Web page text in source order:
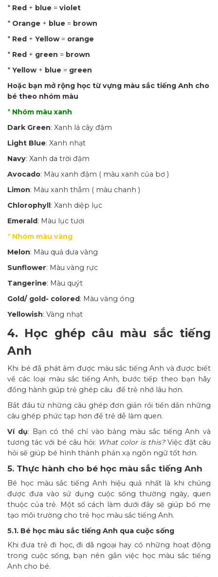
* Red + blue = violet
* Orange + blue = brown
* Red + Yellow= orange
* Red + green = brown
* Yellow+ blue = green
Hoặc bạn mở rộng học từ vựng màu sắc tiếng Anh cho
bé theo nhóm màu
* Nhóm màu xanh
Dark Green: Xanh lá cây đậm
Light Blue: Xanh nhạt
Navy: Xanh da trời đậm
Avocado: Màu xanh đậm ( màu xanh của bơ )
Limon: Màu xanh thẫm ( màu chanh )
Chlorophyll: Xanh diệp lục
Emerald: Màu lục tươi
* Nhóm màu vàng
Melon: Màu quả dưa vàng
Sunflower: Màu vàng rực
Tangerine: Màu quýt
Gold/ gold- colored: Màu vàng óng
Yellowish: Vàng nhạt
4. Học ghép câu màu sắc tiếng
Anh
Khi bé đã phát âm được màu sắc tiếng Anh và được biết
về các loại màu sắc tiếng Anh, bước tiếp theo bạn hãy
đồng hành giúp trẻ ghép câu để trẻ nhớ lâu hơn.
Bắt đầu từ những câu ghép đơn giản rồi tiến dần những
câu ghép phức tạp hơn để trẻ dễ làm quen.
Ví dụ: Bạn có thể chỉ vào bảng màu sắc tiếng Anh và
tương tác với bé câu hỏi: What color is this?Việc đặt câu
hỏi sẽ giúp bé hình thành phản xạ ngôn ngữ tốt hơn.
5. Thực hành cho bé học màu sắc tiếng Anh
Bé học màu sắc tiếng Anh hiệu quả nhất là khi chúng
được đưa vào sử dụng cuộc sống thường ngày, quen
thuộc của trẻ. Một số cách làm dưới đây sẽ giúp bố mẹ
tạo môi trường cho trẻ học màu sắc tiếng Anh.
5.1. Bé học màu sắc tiếng Anh qua cuộc sống
Khi đưa trẻ đi học, đi dã ngoại hay có những hoạt động
trong cuộc sống, bạn nên gắn việc học màu sắc tiếng
Anh cho bé.